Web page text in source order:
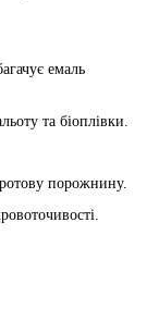
емаль
та біоплівки.
порожнину.